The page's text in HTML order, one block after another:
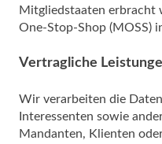
Mitgliedstaaten erbracht
One-Stop-Shop (MOSS)
Vertragliche
Wir verarbeiten die
Interessenten sowie
Mandanten, Klienten